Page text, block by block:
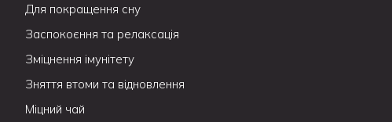
Для покращення сну
Заспокоєння та релаксація
Зміцнення імунітету
Зняття втоми та відновлення
Міцний чай